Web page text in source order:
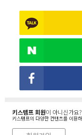
키스템프 회원이 아니신가요?
키스템프의 다양한 컨텐츠를 이용